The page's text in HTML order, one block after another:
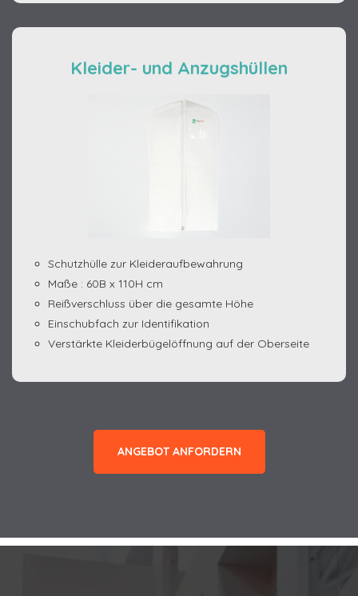
Kleider- und Anzugshüllen
Schutzhülle zur Kleideraufbewahrung
Maße : 60B x 110H cm
Reißverschluss über die gesamte Höhe
Einschubfach zur Identifikation
Verstärkte Kleiderbügelöffnung auf der Oberseite
ANGEBOT ANFORDERN